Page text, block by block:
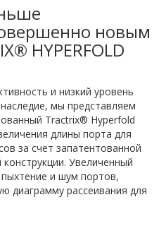
новым
HYPERFOLD
и низкий уровень
мы представляем
Tractrix® Hyperfold
длины порта для
за счет запатентованной
Увеличенный
и шум портов,
диаграмму рассеивания для